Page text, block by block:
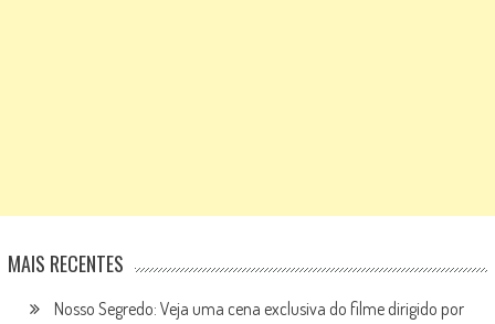
MAIS RECENTES
Nosso Segredo: Veja uma cena exclusiva do filme dirigido por